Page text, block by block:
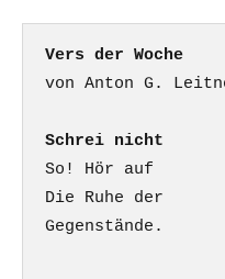
Vers der Woche
Schrei nicht
So! Hör auf
Die Ruhe der
Gegenstände.